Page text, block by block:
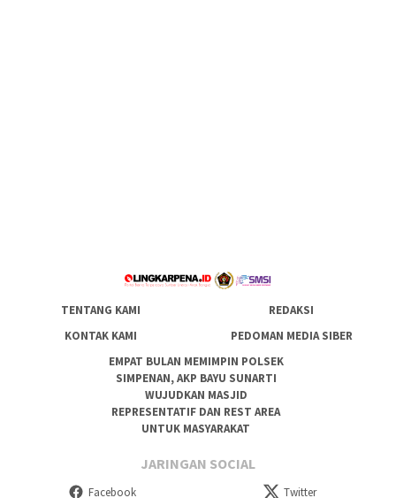
TENTANG KAMI
REDAKSI
KONTAK KAMI
PEDOMAN MEDIA SIBER
EMPAT BULAN MEMIMPIN POLSEK
SIMPENAN, AKP BAYU SUNARTI
WUJUDKAN MASJID
REPRESENTATIF DAN REST AREA
UNTUK MASYARAKAT
JARINGAN SOCIAL
Facebook Twitter